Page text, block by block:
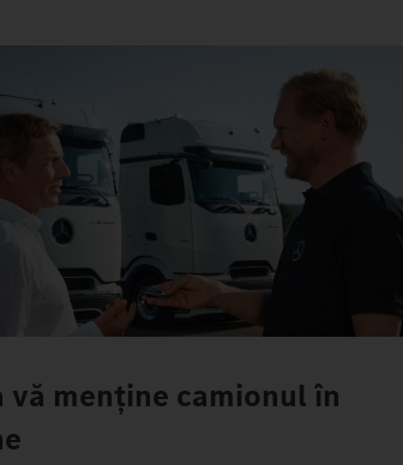
vă menține camionul în